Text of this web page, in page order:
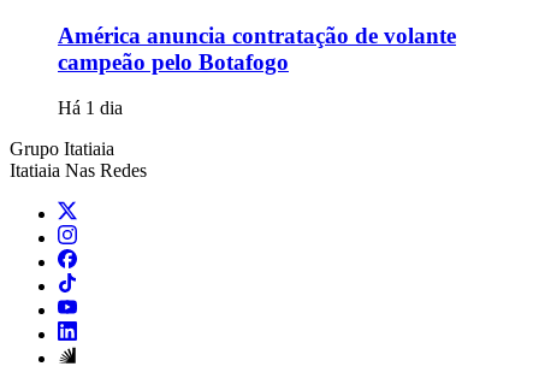
América anuncia contratação de volante
campeão pelo Botafogo
Há 1 dia
Grupo Itatiaia
Itatiaia Nas Redes